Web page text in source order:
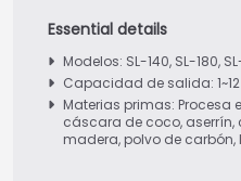
Modelos: SL-140, SL-180,
Capacidad de salida:
Materias primas: Procesa
cáscara de coco, aserrín,
madera, polvo de